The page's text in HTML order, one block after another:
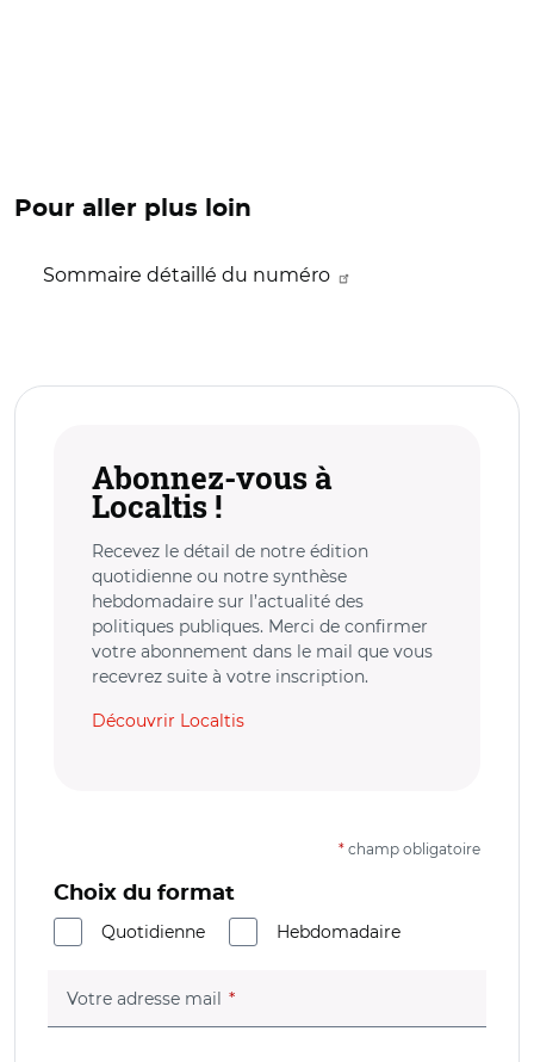
Pour aller plus loin
Sommaire détaillé du numéro
Abonnez-vous à
Localtis !
Recevez le détail de notre édition
quotidienne ou notre synthèse
hebdomadaire sur l’actualité des
politiques publiques. Merci de confirmer
votre abonnement dans le mail que vous
recevrez suite à votre inscription.
Découvrir Localtis
* champ obligatoire
Choix du format
Quotidienne
Hebdomadaire
Votre adresse mail (champ obligatoire)